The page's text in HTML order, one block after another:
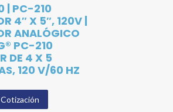
| PC-210
4″ X 5″, 120V |
ANALÓGICO
PC-210
DE 4 X 5
120 V/60 HZ